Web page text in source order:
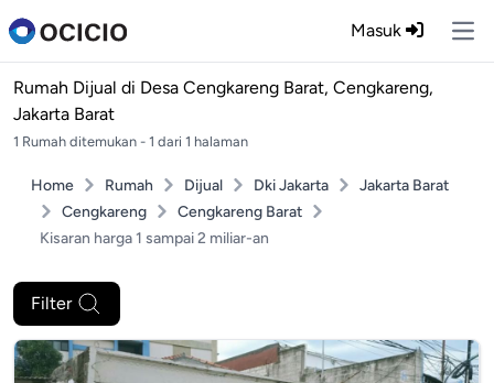
Masuk
Rumah Dijual di Desa Cengkareng Barat, Cengkareng,
Jakarta Barat
1 Rumah ditemukan - 1 dari 1 halaman
Home Rumah Dijual Dki Jakarta
Jakarta Barat
Cengkareng
Cengkareng Barat
Kisaran harga 1 sampai 2 miliar-an
Filter